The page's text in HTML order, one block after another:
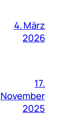
4. März
2026
17.
November
2025